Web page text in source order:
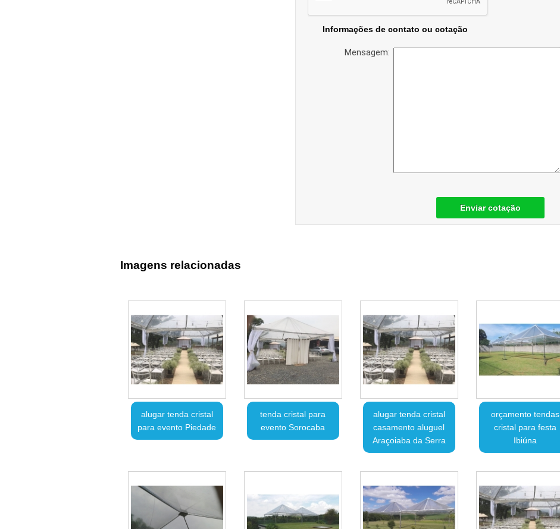
Informações de contato ou cotação
Mensagem:
Enviar cotação
Imagens relacionadas
alugar tenda cristal
para evento Piedade
tenda cristal para
evento Sorocaba
alugar tenda cristal
casamento aluguel
Araçoiaba da Serra
orçamento tendas
cristal para festa
Ibiúna